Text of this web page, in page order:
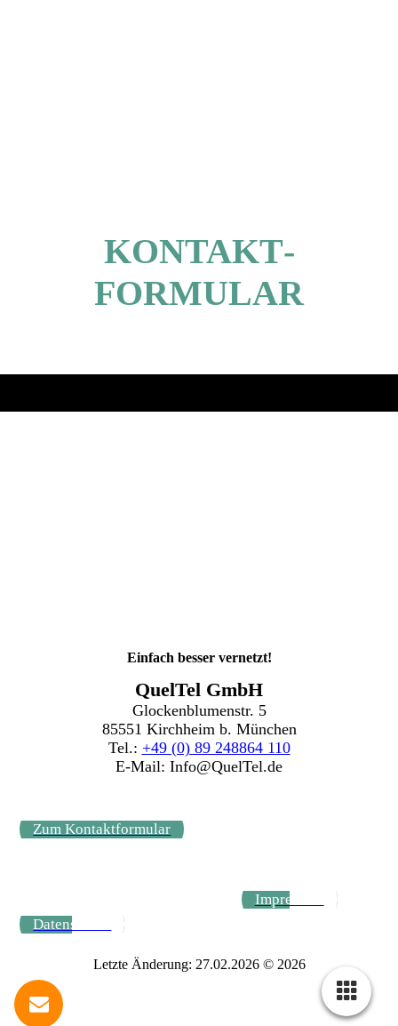
KONTAKT­
FORMULAR
Einfach besser vernetzt!
QuelTel GmbH
Glockenblumenstr. 5
85551 Kirchheim b. München
Tel.: +49 (0) 89 248864 110
E-Mail: Info@QuelTel.de
Zum Kontaktformular
Impressum
Datenschutz
Letzte Änderung: 27.02.2026 © 2026